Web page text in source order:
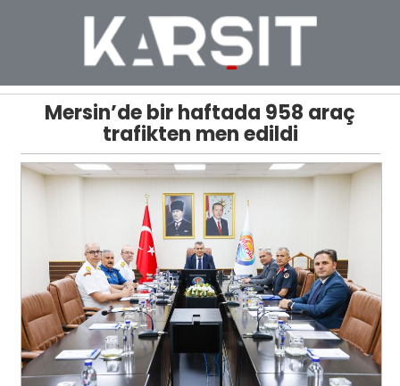
Mersin’de bir haftada 958 araç
trafikten men edildi